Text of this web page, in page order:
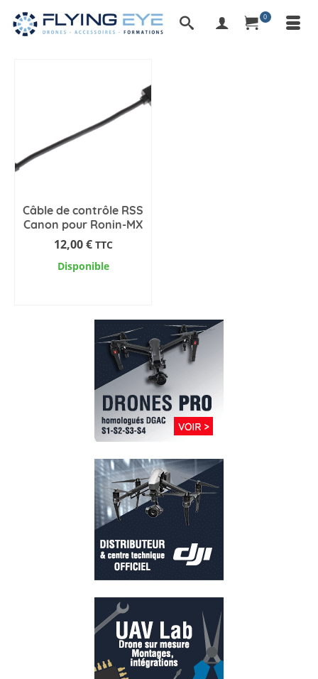
0
Câble de contrôle RSS
Canon pour Ronin-MX
12,00€ TTC
Disponible